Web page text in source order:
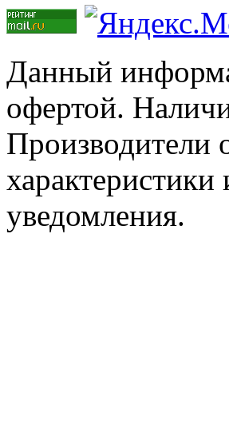
Данный
офертой.
Производители
уведомления.